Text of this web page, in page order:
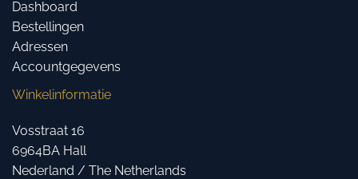
Dashboard
Bestellingen
Adressen
Accountgegevens
Winkelinformatie
Vosstraat 16
6964BA Hall
Nederland / The Netherlands